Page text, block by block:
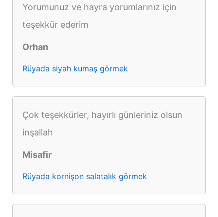
Yorumunuz ve hayra yorumlarınız için
teşekkür ederim
Orhan
Rüyada siyah kumaş görmek
Çok teşekkürler, hayırlı günleriniz olsun
inşallah
Misafir
Rüyada kornişon salatalık görmek